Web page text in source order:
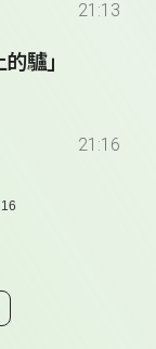
21:13
驢」
21:16
16